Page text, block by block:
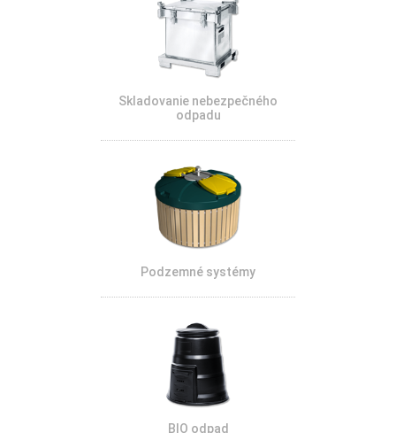
Skladovanie nebezpečného
odpadu
Podzemné systémy
BIO odpad